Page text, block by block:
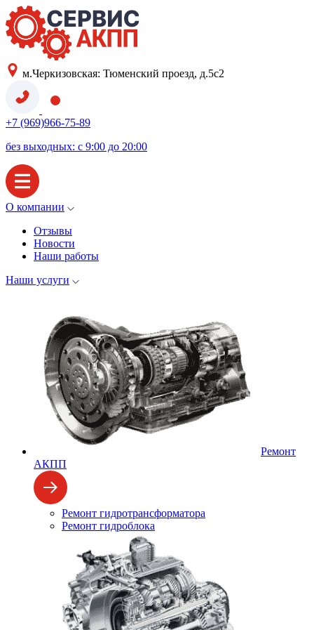
м.Черкизовская: Тюменский проезд, д.5с2
+7 (969)966-75-89
без выходных: с 9:00 до 20:00
О компании
Отзывы
Новости
Наши работы
Наши услуги
Ремонт
АКПП
Ремонт гидротрансформатора
Ремонт гидроблока